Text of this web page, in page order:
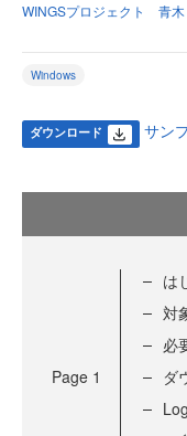
WINGSプロジェクト 青木
Windows
ダウンロード サン
Page 1
は
対
必
ダ